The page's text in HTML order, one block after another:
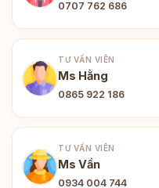
0707 762 686
TƯ VẤN VIÊN
Ms Hằng
0865 922 186
TƯ VẤN VIÊN
Ms Vần
0934 004 744